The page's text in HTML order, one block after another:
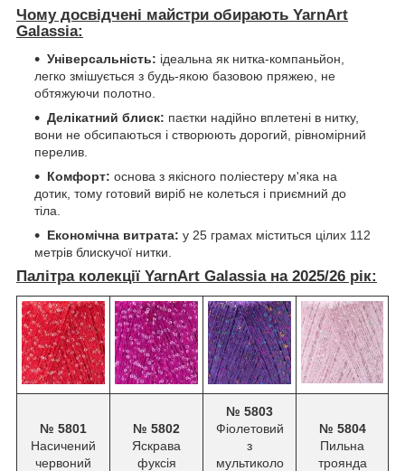
Чому досвідчені майстри обирають YarnArt
Galassia:
Універсальність: ідеальна як нитка-компаньйон,
легко змішується з будь-якою базовою пряжею, не
обтяжуючи полотно.
Делікатний блиск: паєтки надійно вплетені в нитку,
вони не обсипаються і створюють дорогий, рівномірний
перелив.
Комфорт: основа з якісного поліестеру м'яка на
дотик, тому готовий виріб не колеться і приємний до
тіла.
Економічна витрата: у 25 грамах міститься цілих 112
метрів блискучої нитки.
Палітра колекції YarnArt Galassia на 2025/26 рік:
№ 5801
Насичений
червоний
№ 5802
Яскрава
фуксія
№ 5803
Фіолетовий
з
мультиколо
№ 5804
Пильна
троянда